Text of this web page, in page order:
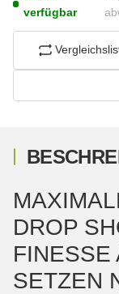
verfügbar
DROP
FINESSE
SETZEN